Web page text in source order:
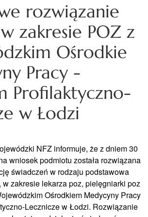
rozwiązanie
zakresie POZ z
Ośrodkie
Pracy -
Profilaktyczno-
w Łodzi
NFZ informuje, że z dniem 30
wniosek podmiotu została rozwiązana
świadczeń w rodzaju podstawowa
zakresie lekarza poz, pielęgniarki poz
Ośrodkiem Medycyny Pracy
Lecznicze w Łodzi. Rozwiązanie